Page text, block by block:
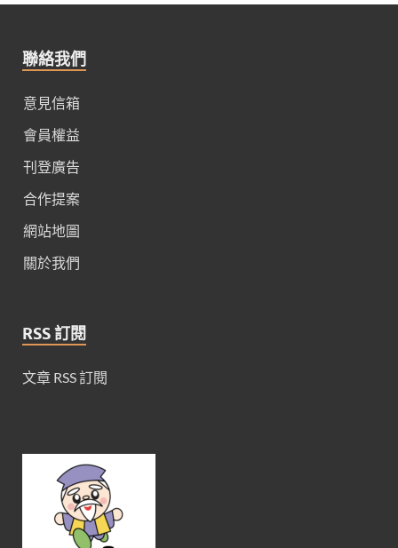
聯絡我們
意見信箱
會員權益
刊登廣告
合作提案
網站地圖
關於我們
RSS 訂閱
文章 RSS 訂閱